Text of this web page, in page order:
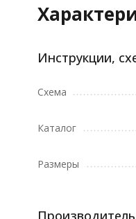
Инструкции,
Схема
Каталог
Размеры